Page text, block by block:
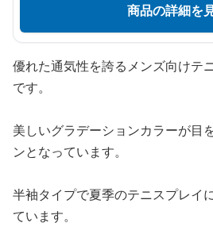
商品の詳細を
優れた通気性を誇るメンズ向けテ
です。
美しいグラデーションカラーが目
ンとなっています。
半袖タイプで夏季のテニスプレイ
ています。